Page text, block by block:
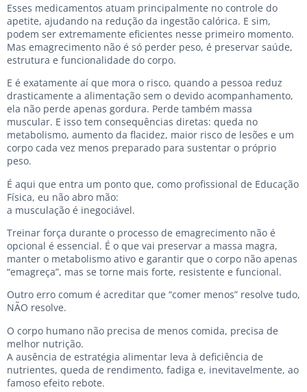
Esses medicamentos atuam principalmente no controle do
apetite, ajudando na redução da ingestão calórica. E sim,
podem ser extremamente eficientes nesse primeiro momento.
Mas emagrecimento não é só perder peso, é preservar saúde,
estrutura e funcionalidade do corpo.
E é exatamente aí que mora o risco, quando a pessoa reduz
drasticamente a alimentação sem o devido acompanhamento,
ela não perde apenas gordura. Perde também massa
muscular. E isso tem consequências diretas: queda no
metabolismo, aumento da flacidez, maior risco de lesões e um
corpo cada vez menos preparado para sustentar o próprio
peso.
É aqui que entra um ponto que, como profissional de Educação
Física, eu não abro mão:
a musculação é inegociável.
Treinar força durante o processo de emagrecimento não é
opcional é essencial. É o que vai preservar a massa magra,
manter o metabolismo ativo e garantir que o corpo não apenas
“emagreça”, mas se torne mais forte, resistente e funcional.
Outro erro comum é acreditar que “comer menos” resolve tudo,
NÃO resolve.
O corpo humano não precisa de menos comida, precisa de
melhor nutrição.
A ausência de estratégia alimentar leva à deficiência de
nutrientes, queda de rendimento, fadiga e, inevitavelmente, ao
famoso efeito rebote.